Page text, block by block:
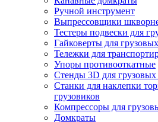
Ручной инструмент
Выпрессовщики
Тестеры подвески для
Гайковерты для
Тележки для
Упоры противооткатные
Стенды 3D для грузовых
Станки для наклепки
грузовиков
Компрессоры для
Домкраты